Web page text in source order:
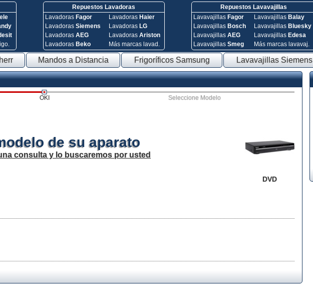
Repuestos Lavadoras
Lavadoras Fagor
Lavadoras Siemens
Lavadoras AEG
Lavadoras Beko
Lavadoras Haier
Lavadoras LG
Lavadoras Ariston
Más marcas lavad.
Repuestos Lavavajillas
Lavavajillas Fagor
Lavavajillas Bosch
Lavavajillas AEG
Lavavajillas Smeg
Lavavajillas Balay
Lavavajillas Bluesky
Lavavajillas Edesa
Más marcas lavavaj.
Mandos a Distancia Frigoríficos Samsung Lavavajillas Siemens
OKI Seleccione Modelo
DVD
de su aparato
consulta y lo buscaremos por usted